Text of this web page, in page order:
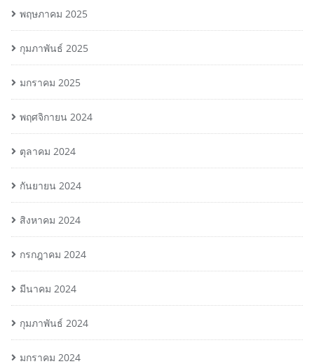
พฤษภาคม 2025
กุมภาพันธ์ 2025
มกราคม 2025
พฤศจิกายน 2024
ตุลาคม 2024
กันยายน 2024
สิงหาคม 2024
กรกฎาคม 2024
มีนาคม 2024
กุมภาพันธ์ 2024
มกราคม 2024